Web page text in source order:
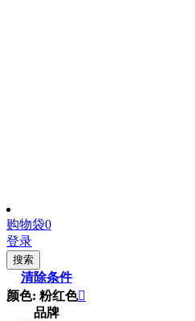
购物袋0
登录
搜索
清除条件
颜色: 粉红色
品牌